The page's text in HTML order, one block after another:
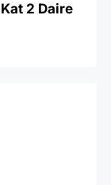
2 Daire